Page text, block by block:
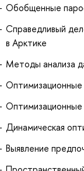
Обобщенные
Справедливый
в Арктике
Методы анализа
Динамическая
Выявление